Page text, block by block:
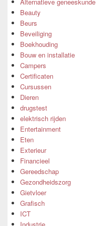
Beauty
Beurs
Beveiliging
Boekhouding
Bouw en installatie
Campers
Certificaten
Cursussen
Dieren
drugstest
elektrisch rijden
Entertainment
Eten
Exterieur
Financieel
Gereedschap
Gezondheidszorg
Gietvloer
Grafisch
ICT